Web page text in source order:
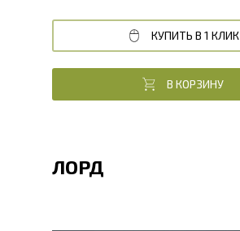
КУПИТЬ В 1 КЛИК
В КОРЗИНУ
ЛОРД